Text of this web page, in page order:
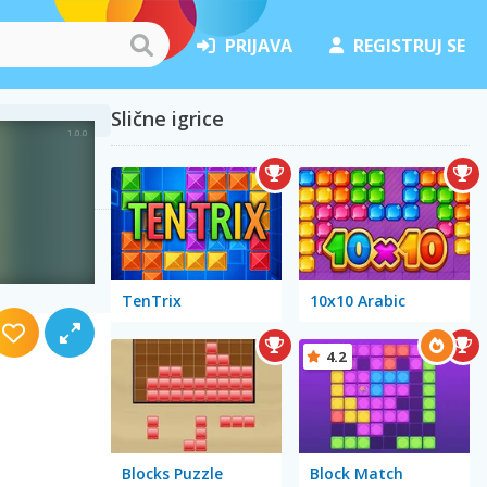
PRIJAVA REGISTRUJ SE
Slične igrice
TenTrix 10x10 Arabic
Blocks Puzzle Block Match
4.2